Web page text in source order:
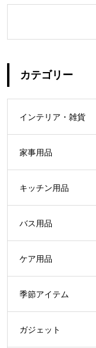
カテゴリー
インテリア・雑貨
家事用品
キッチン用品
バス用品
ケア用品
季節アイテム
ガジェット